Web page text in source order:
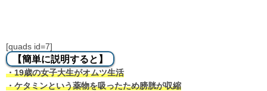
[quads id=7]
【簡単に説明すると】
・19歳の女子大生がオムツ生活
・ケタミンという薬物を吸ったため膀胱が収縮